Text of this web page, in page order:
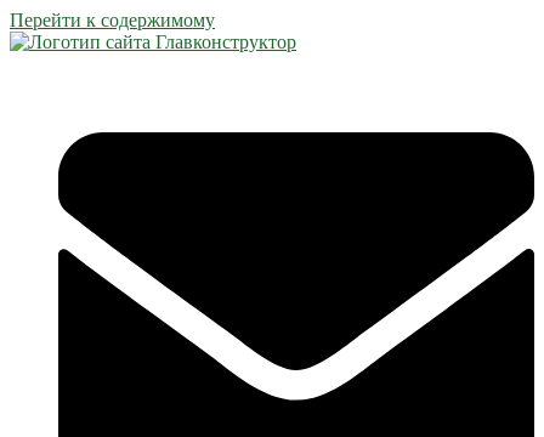
Перейти к содержимому